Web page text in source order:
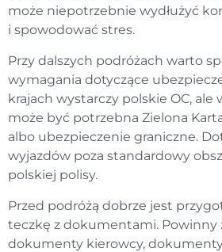
może niepotrzebnie wydłużyć
i spowodować stres.
Przy dalszych podróżach warto
wymagania dotyczące
krajach wystarczy polskie OC, ale
może być potrzebna Zielona
albo ubezpieczenie graniczne.
wyjazdów poza standardowy
polskiej polisy.
Przed podróżą dobrze jest
teczkę z dokumentami. Powinny
dokumenty kierowcy,